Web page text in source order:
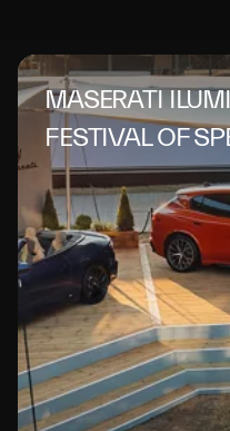
MASERATI
FESTIVAL OF